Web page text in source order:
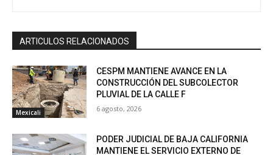
ARTICULOS RELACIONADOS
Mexicali
CESPM MANTIENE AVANCE EN LA
CONSTRUCCIÓN DEL SUBCOLECTOR
PLUVIAL DE LA CALLE F
6 agosto, 2026
PODER JUDICIAL DE BAJA CALIFORNIA
MANTIENE EL SERVICIO EXTERNO DE